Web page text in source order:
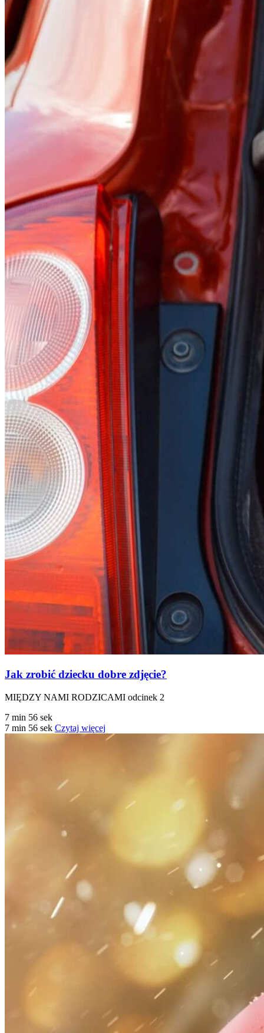
Jak zrobić dziecku dobre zdjęcie?
MIĘDZY NAMI RODZICAMI odcinek 2
7 min 56 sek
7 min 56 sek Czytaj więcej